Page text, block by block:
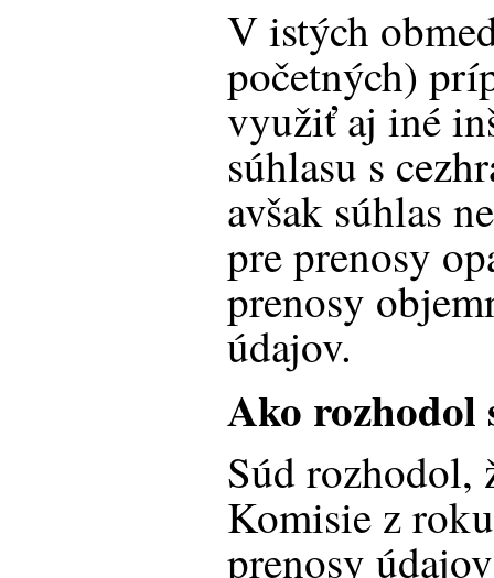
V istých
početných)
využiť aj iné
súhlasu s
avšak súhlas
pre prenosy
prenosy
údajov.
Ako rozhodol
Súd rozhodol,
Komisie z
prenosy